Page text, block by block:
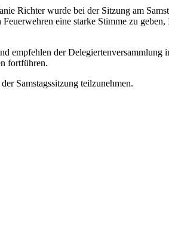
Richter wurde bei der Sitzung am
eine starke Stimme zu
empfehlen der
fortführen.
Samstagssitzung teilzunehmen.